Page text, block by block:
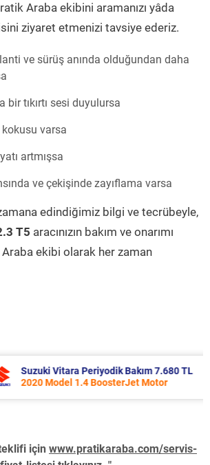
Araba ekibini aramanızı yâda
ziyaret etmenizi tavsiye ederiz.
ve sürüş anında olduğundan daha
bir tıkırtı sesi duyulursa
varsa
artmışsa
ve çekişinde zayıflama varsa
edindiğimiz bilgi ve tecrübeyle,
T5 aracınızın bakım ve onarımı
ekibi olarak her zaman
Vitara Periyodik Bakım 7.680 TL
1.4 BoosterJet Motor
için www.pratikaraba.com/servis-